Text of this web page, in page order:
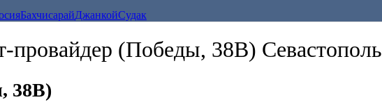
БахчисарайДжанкойСудак
провайдер (Победы, 38В) Севастополь
38В)